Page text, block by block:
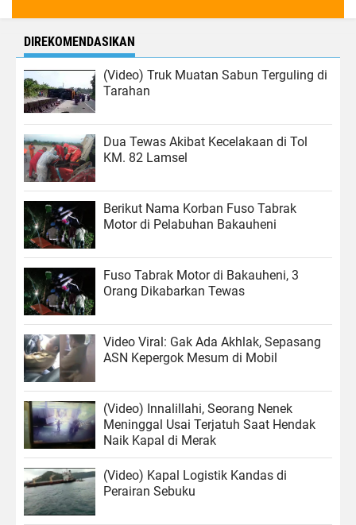
DIREKOMENDASIKAN
(Video) Truk Muatan Sabun Terguling di
Tarahan
Dua Tewas Akibat Kecelakaan di Tol
KM. 82 Lamsel
Berikut Nama Korban Fuso Tabrak
Motor di Pelabuhan Bakauheni
Fuso Tabrak Motor di Bakauheni, 3
Orang Dikabarkan Tewas
Video Viral: Gak Ada Akhlak, Sepasang
ASN Kepergok Mesum di Mobil
(Video) Innalillahi, Seorang Nenek
Meninggal Usai Terjatuh Saat Hendak
Naik Kapal di Merak
(Video) Kapal Logistik Kandas di
Perairan Sebuku